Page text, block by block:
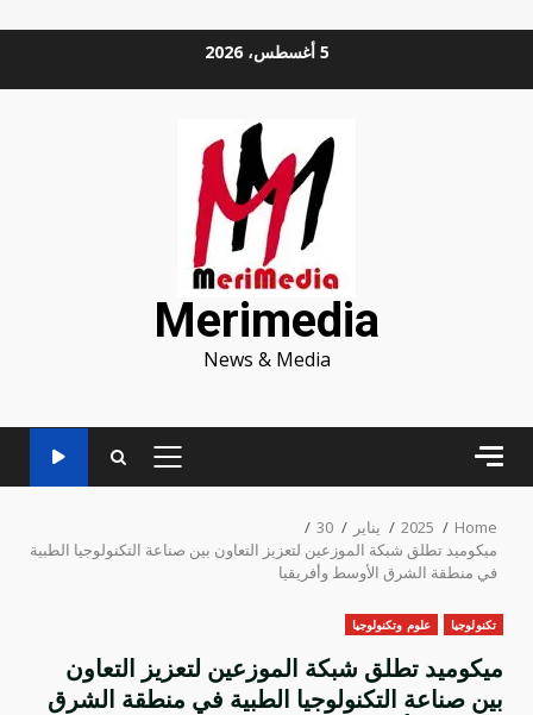
5 أغسطس، 2026
Merimedia
News & Media
PRIMARY
Home
2025 يناير
30
ميكوميد تطلق شبكة الموزعين لتعزيز التعاون بين صناعة التكنولوجيا الطبية
في منطقة الشرق الأوسط وأفريقيا
تكنولوجيا علوم وتكنولوجيا
ميكوميد تطلق شبكة الموزعين لتعزيز التعاون
بين صناعة التكنولوجيا الطبية في منطقة الشرق